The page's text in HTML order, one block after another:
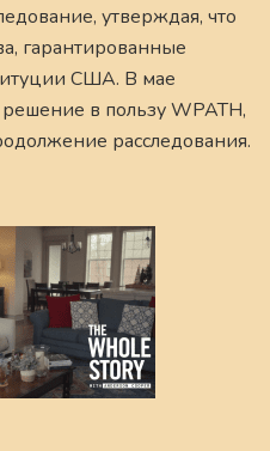
утверждая, что
гарантированные
США. В мае
в пользу WPATH,
расследования.